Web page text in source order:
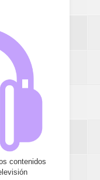
contenidos